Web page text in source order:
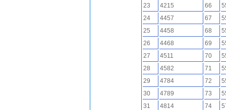
23
4215 66
24
4457 67
25
4458 68
26
4468 69
27
4511 70
28
4582 71
29
4784 72
30
4789 73
31
4814 74